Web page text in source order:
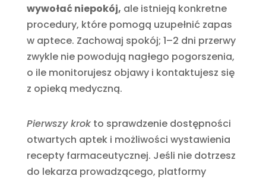
wywołać niepokój, ale istnieją konkretne
procedury, które pomogą uzupełnić zapas
w aptece. Zachowaj spokój; 1–2 dni przerwy
zwykle nie powodują nagłego pogorszenia,
o ile monitorujesz objawy i kontaktujesz się
z opieką medyczną.
Pierwszy krokto sprawdzenie dostępności
otwartych aptek i możliwości wystawienia
recepty farmaceutycznej. Jeśli nie dotrzesz
do lekarza prowadzącego, platformy